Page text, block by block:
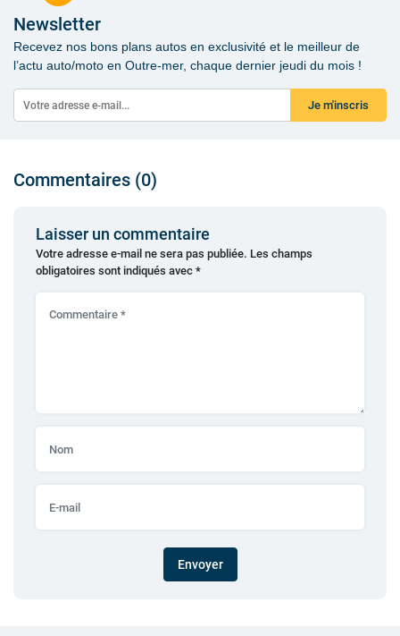
Newsletter
Recevez nos bons plans autos en exclusivité et le meilleur de
l’actu auto/moto en Outre-mer, chaque dernier jeudi du mois !
Je m'inscris
Commentaires (0)
Laisser un commentaire
Votre adresse e-mail ne sera pas publiée. Les champs
obligatoires sont indiqués avec *
Envoyer